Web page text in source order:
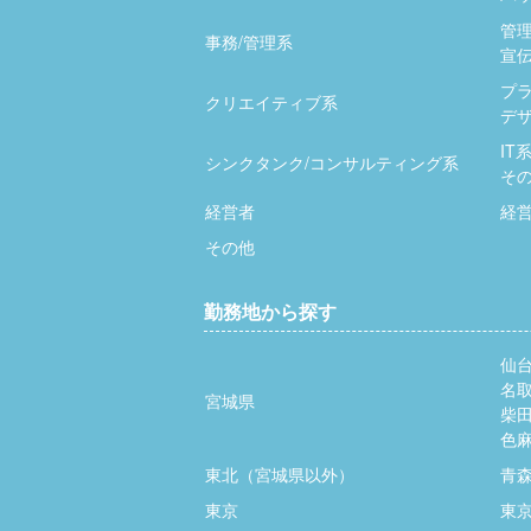
事務/管理系
管
宣
クリエイティブ系
プ
デ
シンクタンク/コンサルティング系
IT
そ
経営者
経
その他
勤務地から探す
宮城県
仙
名
柴
色
東北（宮城県以外）
青
東京
東